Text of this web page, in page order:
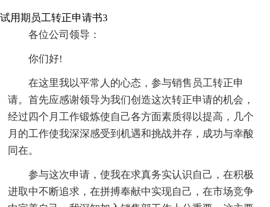
试用期员工转正申请书3
各位公司领导：
你们好!
在这里我以平常人的心态，参与销售员工转正申
请。首先应感谢领导为我们创造这次转正申请的机会，
经过四个月工作锻炼使自己各方面素质得以提高，几个
月的工作使我深深感受到机遇和挑战并存，成功与幸酸
同在。
参与这次申请，使我在求真务实认识自己，在积极
进取中不断追求，在拼搏奉献中实现自己，在市场竞争